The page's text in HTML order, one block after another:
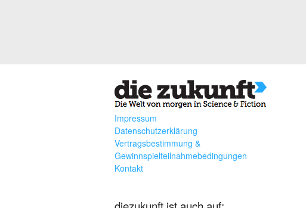
Impressum
Datenschutzerklärung
Vertragsbestimmung &
Gewinnspielteilnahmebedingungen
Kontakt